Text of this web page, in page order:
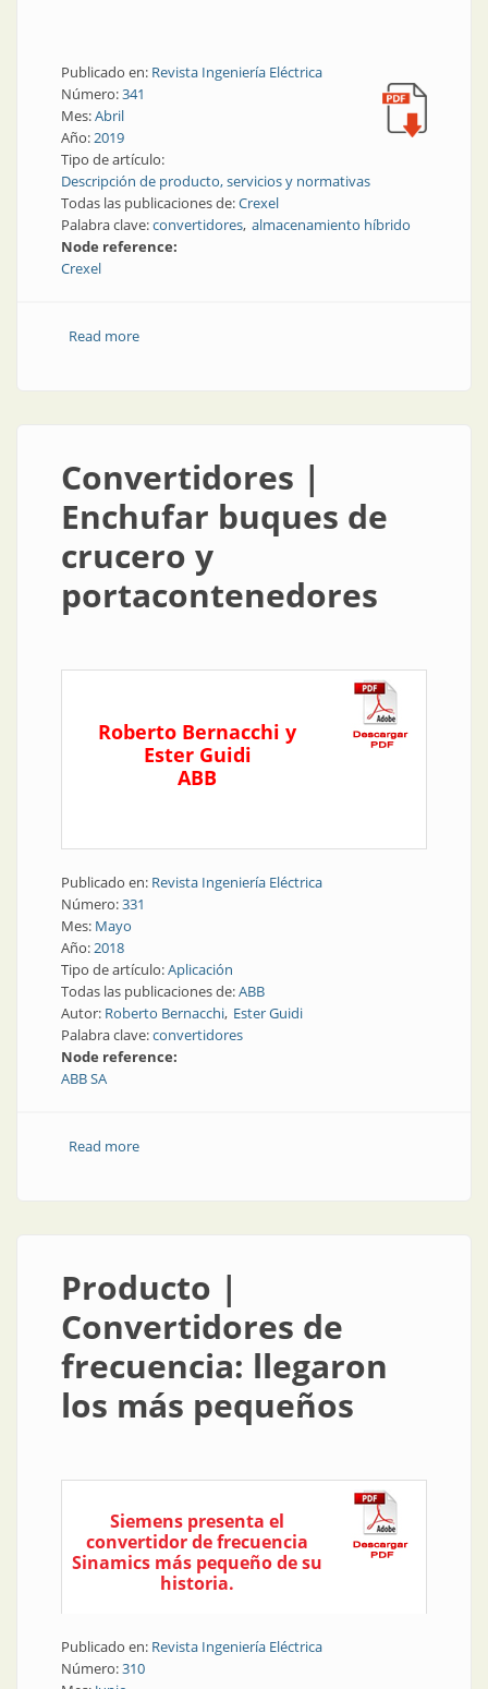
Publicado en: Revista Ingeniería Eléctrica
Número:341
Mes:Abril
Año:2019
Tipo de artículo:
Descripción de producto, servicios y normativas
Todas las publicaciones de:Crexel
Palabra clave:convertidores almacenamiento híbrido
Node reference:
Crexel
Read moreabout Convertidores | Sistema de almacenamiento
Convertidores |
Enchufar buques de
crucero y
portacontenedores
Roberto Bernacchi y
Ester Guidi
ABB
Publicado en: Revista Ingeniería Eléctrica
Número:331
Mes: Mayo
Año:2018
Tipo de artículo:Aplicación
Todas las publicaciones de:ABB
Autor: Roberto Bernacchi Ester Guidi
Palabra clave:convertidores
Node reference:
ABB SA
Read moreabout Convertidores | Enchufar buques de crucero y
Producto |
Convertidores de
frecuencia: llegaron
los más pequeños
Siemens presenta el
convertidor de frecuencia
Sinamics más pequeño de su
historia.
Publicado en: Revista Ingeniería Eléctrica
Número:310